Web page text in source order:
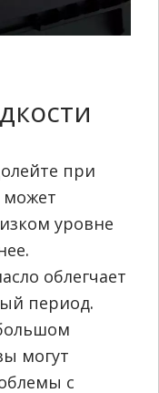
при
может
уровне
облегчает
период.
могут
с